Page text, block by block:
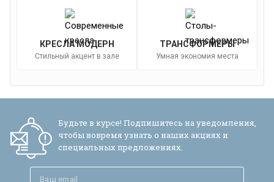
КРЕСЛА МОДЕРН
Стильный акцент в зале
ТРАНСФОРМЕРЫ
Умная экономия места
Будьте в курсе! Подпишитесь на уведомления,
чтобы вовремя узнать о наших акциях и
специальных предложениях.